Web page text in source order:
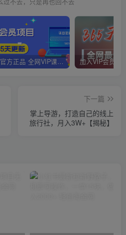
官方正品 全网VIP课程 无损下载~
下一篇
掌上导游，打造自己的线上
旅行社，月入3W+【揭秘】